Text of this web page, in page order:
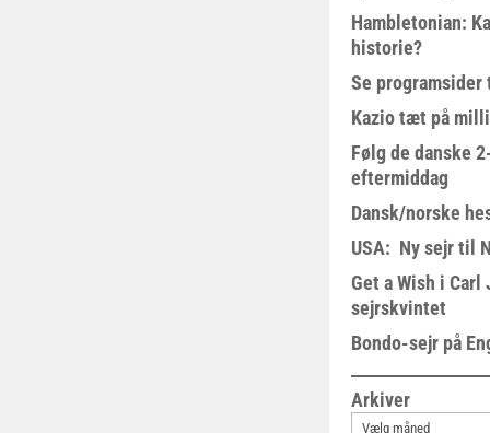
Hambletonian:
historie?
Se
Kazio tæt på
Følg de danske
eftermiddag
Dansk/norske
USA: Ny sejr til
Get a Wish i Carl
sejrskvintet
Bondo-sejr på
Arkiver